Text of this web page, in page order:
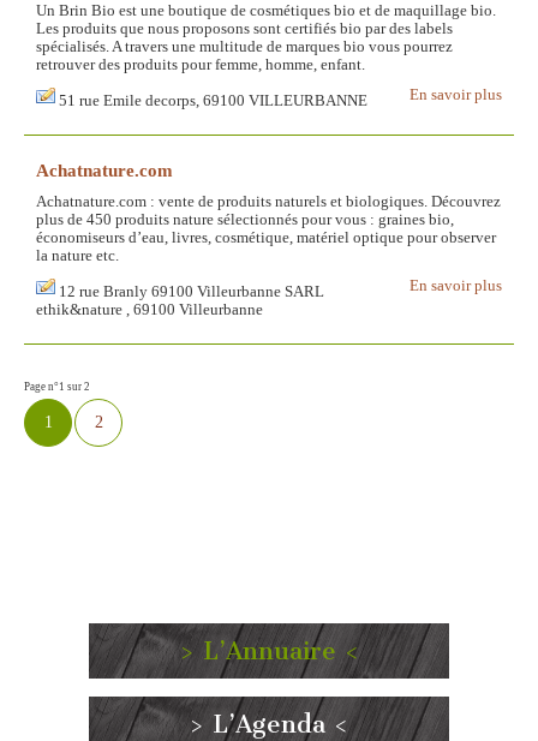
Un Brin Bio est une boutique de cosmétiques bio et de maquillage bio.
Les produits que nous proposons sont certifiés bio par des labels
spécialisés. A travers une multitude de marques bio vous pourrez
retrouver des produits pour femme, homme, enfant.
En savoir plus
51 rue Emile decorps, 69100 VILLEURBANNE
Achatnature.com
Achatnature.com : vente de produits naturels et biologiques. Découvrez
plus de 450 produits nature sélectionnés pour vous : graines bio,
économiseurs d’eau, livres, cosmétique, matériel optique pour observer
la nature etc.
En savoir plus
12 rue Branly 69100 Villeurbanne SARL
ethik&nature , 69100 Villeurbanne
Page n°1 sur 2
1 2
> L’Annuaire <
> L’Agenda <